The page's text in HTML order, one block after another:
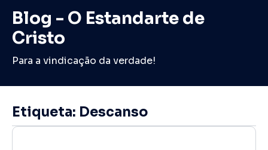
Blog - O Estandarte de
Cristo
Para a vindicação da verdade!
Etiqueta: Descanso